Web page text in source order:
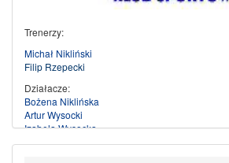
Trenerzy:
Michał Nikliński
Filip Rzepecki
Działacze:
Bożena Niklińska
Artur Wysocki
Izabela Wysocka
(więcej…)